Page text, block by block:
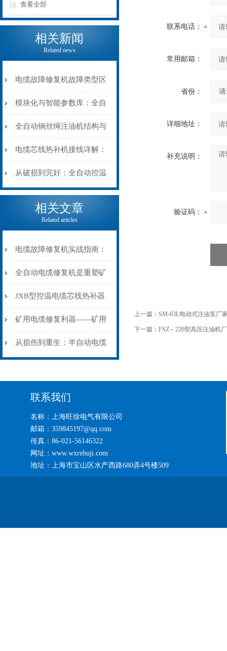
查看全部
相关新闻
Related news
电缆故障修复机故障类型区
分指南：从“绝缘电
阻”到“波形特征”的精准诊
断逻辑
模块化与智能参数库：全自
动电缆修复机的快速换型逻
辑
全自动钢丝绳注油机结构与
工作原理：揭秘高效润滑的
机械密码
电缆芯线热补机接线详解：
从入门到精通
从破损到完好：全自动控温
电缆热补机的核心价值
相关文章
Related articles
电缆故障修复机实战指南：
从“盲测”到“精确定点”的三
步作业法
全自动电缆修复机是重塑矿
山电力动脉的“智能外科医
生”
JXB型控温电缆芯线热补器
安装与接线：精准修复的工
艺基石
矿用电缆修复利器——矿用
电缆热补机智能控温，安全
从损伤到重生：半自动电缆
联系电话：
常用邮箱：
省份：
详细地址：
补充说明：
验证码：
上一篇： SM-63L电动式注油泵厂
下一篇： FSZ－220型高压注油机
联系我们
名称：上海旺徐电气有限公司
邮箱：359845197@qq.com
传真：86-021-56146322
网址：www.wxrebuji.com
地址：上海市宝山区水产西路680弄4号楼509